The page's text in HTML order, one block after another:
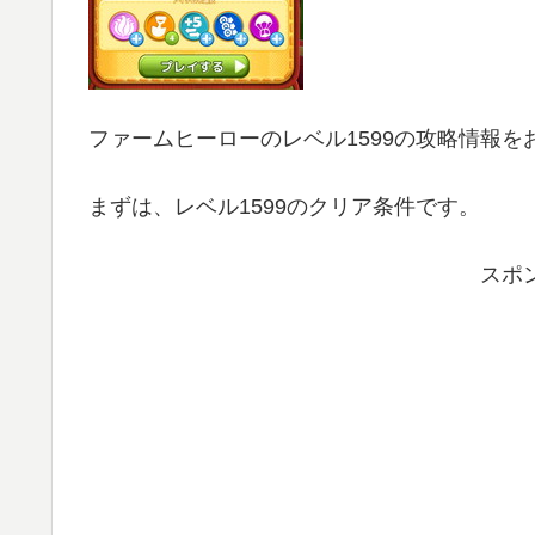
ファームヒーローのレベル1599の攻略情報を
まずは、レベル1599のクリア条件です。
スポ